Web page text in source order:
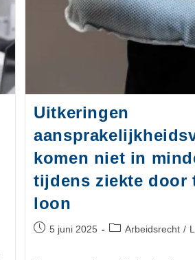
Uitkeringen
komen niet in
tijdens ziekte door
loon
5 juni 2025 Arbeidsrecht /